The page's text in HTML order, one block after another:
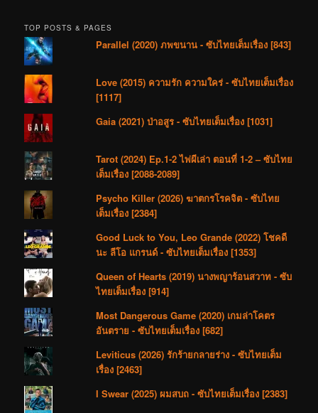
TOP POSTS & PAGES
Parallel (2020) ภพขนาน - ซับไทยเต็มเรื่อง [843]
Love (2015) ความรัก ความใคร่ - ซับไทยเต็มเรื่อง
[1117]
Gaia (2021) ป่าอสูร - ซับไทยเต็มเรื่อง [1031]
Tarot (2024) Ep.1-2 ไพ่ผีเล่า ตอนที่ 1-2 – ซับไทย
เต็มเรื่อง [2088-2089]
Psycho Killer (2026) ฆาตกรโรคจิต - ซับไทย
เต็มเรื่อง [2384]
Good Luck to You, Leo Grande (2022) โชคดี
นะ ลีโอ แกรนด์ - ซับไทยเต็มเรื่อง [1353]
Queen of Hearts (2019) นางพญาร้อนสวาท - ซับ
ไทยเต็มเรื่อง [914]
Most Dangerous Game (2020) เกมล่าโคตร
อันตราย - ซับไทยเต็มเรื่อง [682]
Leviticus (2026) รักร้ายกลายร่าง - ซับไทยเต็ม
เรื่อง [2463]
I Swear (2025) ผมสบถ - ซับไทยเต็มเรื่อง [2383]